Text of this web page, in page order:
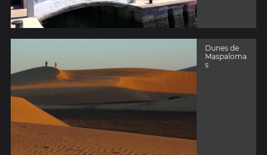
Dunes de
Maspaloma
s